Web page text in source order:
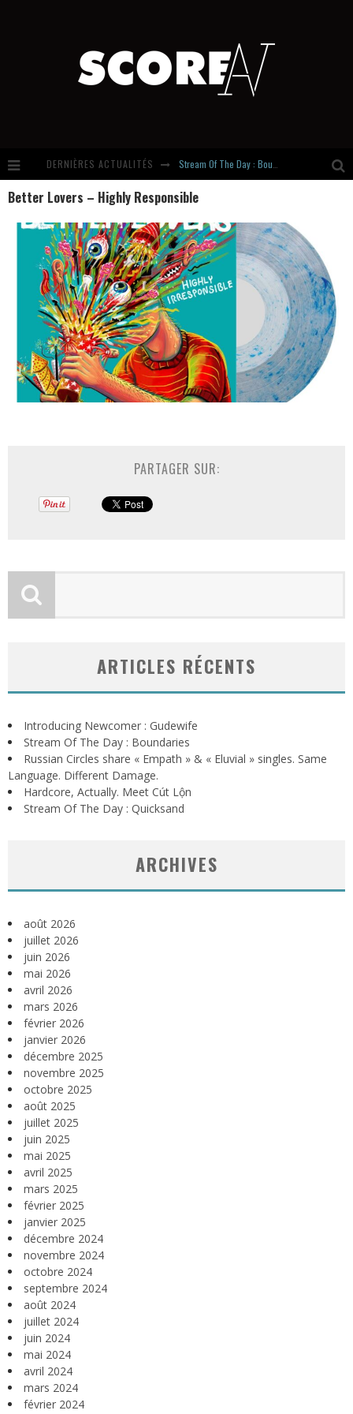
DERNIÈRES ACTUALITÉS
Hardcore, Actually. Meet Cút Lộn
Introducing Newcomer : Gudewife
Better Lovers – Highly Responsible
PARTAGER SUR:
ARTICLES RÉCENTS
Introducing Newcomer : Gudewife
Stream Of The Day : Boundaries
Russian Circles share « Empath » & « Eluvial » singles. Same
Language. Different Damage.
Hardcore, Actually. Meet Cút Lộn
Stream Of The Day : Quicksand
ARCHIVES
août 2026
juillet 2026
juin 2026
mai 2026
avril 2026
mars 2026
février 2026
janvier 2026
décembre 2025
novembre 2025
octobre 2025
août 2025
juillet 2025
juin 2025
mai 2025
avril 2025
mars 2025
février 2025
janvier 2025
décembre 2024
novembre 2024
octobre 2024
septembre 2024
août 2024
juillet 2024
juin 2024
mai 2024
avril 2024
mars 2024
février 2024